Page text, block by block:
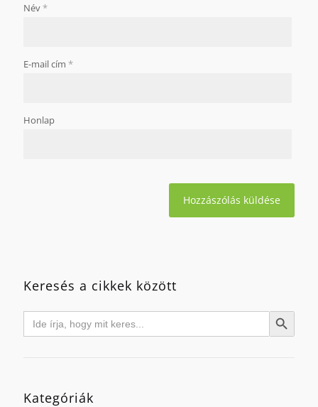
Név*
E-mail cím *
Honlap
Keresés a cikkek között
Search
for: Search Button
Kategóriák